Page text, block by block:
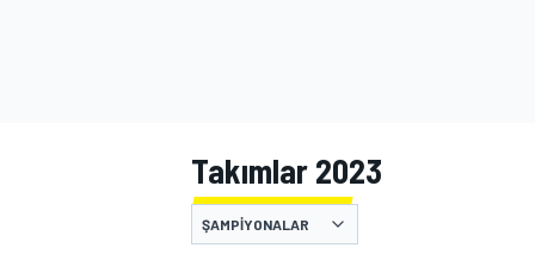
Takımlar 2023
ŞAMPIYONALAR